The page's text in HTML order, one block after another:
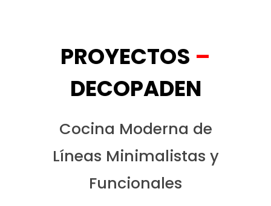
PROYECTOS –
DECOPADEN
Cocina Moderna de
Líneas Minimalistas y
Funcionales